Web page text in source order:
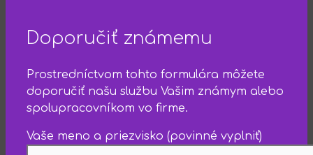
Doporučiť známemu
Prostredníctvom tohto formulára môžete
doporučiť našu službu Vašim známym alebo
spolupracovníkom vo firme.
Vaše meno a priezvisko (povinné vyplniť)